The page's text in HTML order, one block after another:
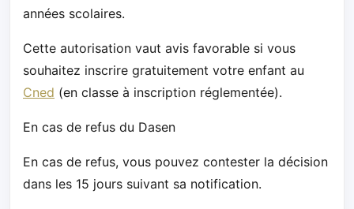
années scolaires.
Cette autorisation vaut avis favorable si vous
souhaitez inscrire gratuitement votre enfant au
Cned (en classe à inscription réglementée).
En cas de refus du Dasen
En cas de refus, vous pouvez contester la décision
dans les 15 jours suivant sa notification.